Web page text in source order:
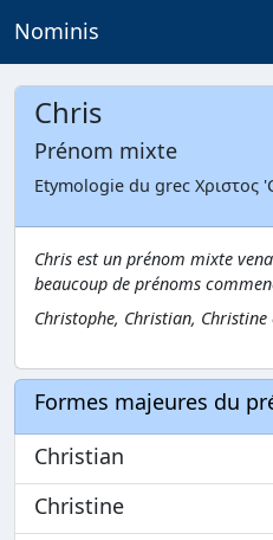
Nominis
Chris
Prénom mixte
Etymologie du grec Χριστος
Chris est un prénom mixte
beaucoup de prénoms
Christophe, Christian, Christine
Formes majeures du
Christian
Christine